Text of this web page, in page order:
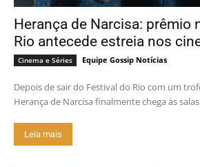
Herança de Narcisa: prêmio
Rio antecede estreia nos
Cinema e Séries Equipe Gossip Notícias
Depois de sair do Festival do Rio com um
Herança de Narcisa finalmente chega às
Leia mais